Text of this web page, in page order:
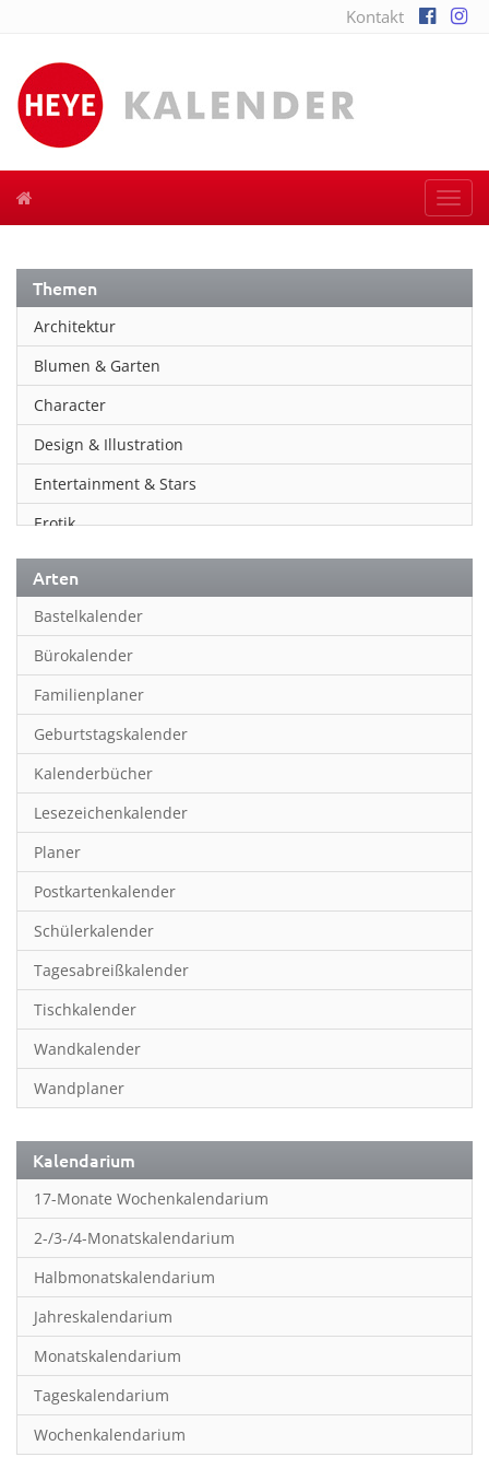
Kontakt
Themen
Architektur
Blumen & Garten
Character
Design & Illustration
Entertainment & Stars
Erotik
Essen & Trinken
Familienplaner
Fantasy
Film
Fotokunst
Frauen
Fußball
Geburtstagskalender
Hobby & Basteln
Humor & Cartoon
Inpiration & Entspannung
Inspiration & Entspannung
Inspiration & Spiritualität
Kinderkalender
Kunst
Länder & Städte
Landschaft & Natur
Lifestyle
Literatur
Manga & Animé
Neutrale Kalender
Partner- & Wandplaner
Planung & Organisation
Arten
Bastelkalender
Bürokalender
Familienplaner
Geburtstagskalender
Kalenderbücher
Lesezeichenkalender
Planer
Postkartenkalender
Schülerkalender
Tagesabreißkalender
Tischkalender
Wandkalender
Wandplaner
Kalendarium
17-Monate Wochenkalendarium
2-/3-/4-Monatskalendarium
Halbmonatskalendarium
Jahreskalendarium
Monatskalendarium
Tageskalendarium
Wochenkalendarium